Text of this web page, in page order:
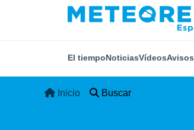
El tiempoNoticiasVídeosAvisos
Inicio Buscar